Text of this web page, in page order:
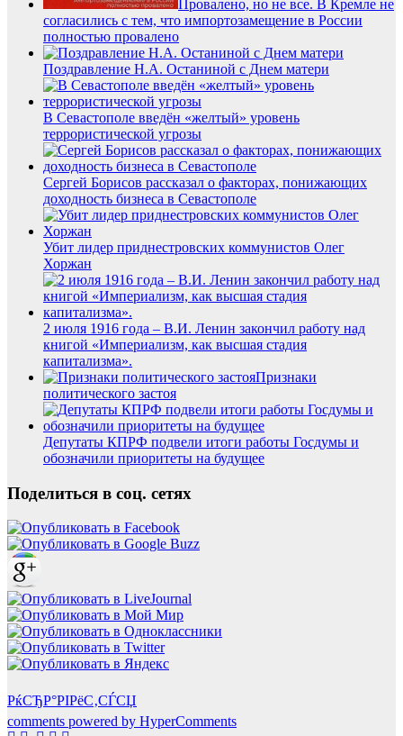
Провалено, но не все. В Кремле не
согласились с тем, что импортозамещение в России
полностью провалено
Поздравление Н.А. Останиной с Днем матери
В Севастополе введён «желтый» уровень
террористической угрозы
Сергей Борисов рассказал о факторах, понижающих
доходность бизнеса в Севастополе
Убит лидер приднестровских коммунистов Олег
Хоржан
2 июля 1916 года – В.И. Ленин закончил работу над
книгой «Империализм, как высшая стадия
капитализма».
Признаки
политического застоя
Депутаты КПРФ подвели итоги работы Госдумы и
обозначили приоритеты на будущее
Поделиться в соц. сетях
РќСЂР°РІРёС‚СЃСЏ
comments powered by HyperComments